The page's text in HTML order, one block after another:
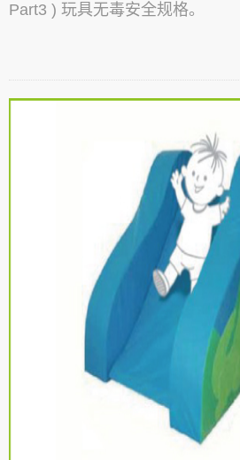
Part3 ) 玩具无毒安全规格。